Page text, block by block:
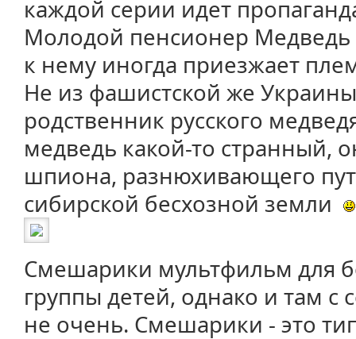
каждой серии идет
Молодой пенсионер Медведь
к нему иногда приезжает
Не из фашистской же
родственник русского
медведь какой-то странный,
шпиона, разнюхивающего
сибирской бесхозной земли
Смешарики мультфильм для
группы детей, однако и там
не очень. Смешарики - это